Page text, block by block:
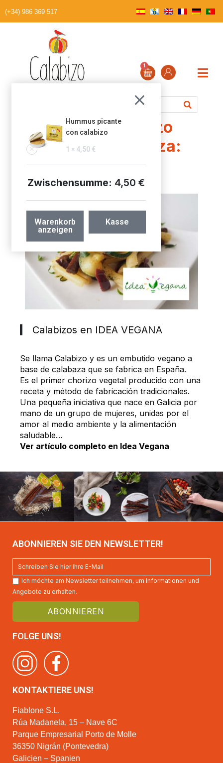
(+34) 986 369 517
Hummus picante
con calabizo
1 × 4,50 €
Zwischensumme: 4,50 €
Warenkorb
anzeigen
Kasse
1
Calabizo, el chorizo
vegano de calabaza:
nuestra opinión
Calabizos en IDEA VEGANA
Se llama Calabizo y es un embutido vegano a
base de calabaza que se fabrica en España.
Es el primer chorizo vegetal producido con una
receta y método de fabricación tradicionales.
Una pequeña iniciativa que nace en Galicia por
mano de un grupo de mujeres, unidas por el
amor al medio ambiente y la alimentación
saludable…
Ver artículo completo en Idea Vegana
ABONNIEREN SIE DEN NEWSLETTER!
Ich möchte am Newsletter teilnehmen, um Informationen und
Angebote zu erhalten.
FOLGE UNS!
KONTAKTIERE UNS!
Fiablone S.L.
Rúa Madanela, 15 – Nave 6C
Parque Empresarial Porto de Molle
36350 Nigrán (Pontevedra)
Galicien – Spanien